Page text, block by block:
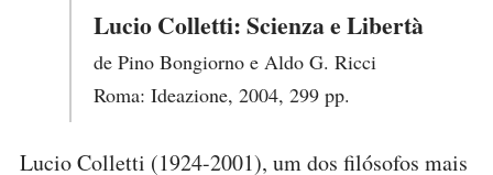
Lucio Colletti: Scienza e Libertà
de Pino Bongiorno e Aldo G. Ricci
Roma: Ideazione, 2004, 299 pp.
Lucio Colletti (1924-2001), um dos filósofos mais